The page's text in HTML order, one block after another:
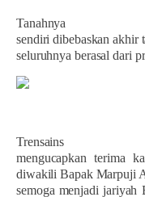
Tanahnya
sendiri dibebaskan akhir
seluruhnya berasal dari
Trensains
mengucapkan terima
diwakili Bapak Marpuji
semoga menjadi jariyah